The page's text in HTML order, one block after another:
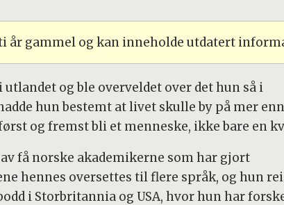
år gammel og kan inneholde utdatert
og ble overveldet over det hun så i
hun bestemt at livet skulle by på mer
og fremst bli et menneske, ikke bare en
få norske akademikerne som har gjort
hennes oversettes til flere språk, og hun
i Storbritannia og USA, hvor hun har